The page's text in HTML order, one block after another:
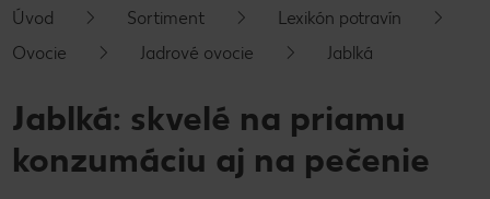
Vyskakovací bočný panel
Úvod Sortiment
Lexikón potravín
Ovocie
Jadrové ovocie Jablká
Jablká: skvelé na priamu
konzumáciu aj na pečenie